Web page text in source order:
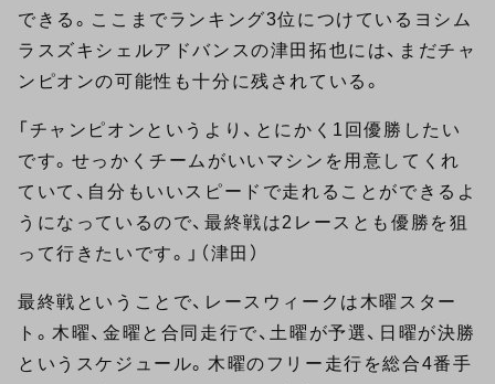
できる。ここまでランキング3位につけているヨシム
ラスズキシェルアドバンスの津田拓也には、まだチャ
ンピオンの可能性も十分に残されている。
「チャンピオンというより、とにかく1回優勝したい
です。せっかくチームがいいマシンを用意してくれ
ていて、自分もいいスピードで走れることができるよ
うになっているので、最終戦は2レースとも優勝を狙
って行きたいです。」（津田）
最終戦ということで、レースウィークは木曜スター
ト。木曜、金曜と合同走行で、土曜が予選、日曜が決勝
というスケジュール。木曜のフリー走行を総合4番手